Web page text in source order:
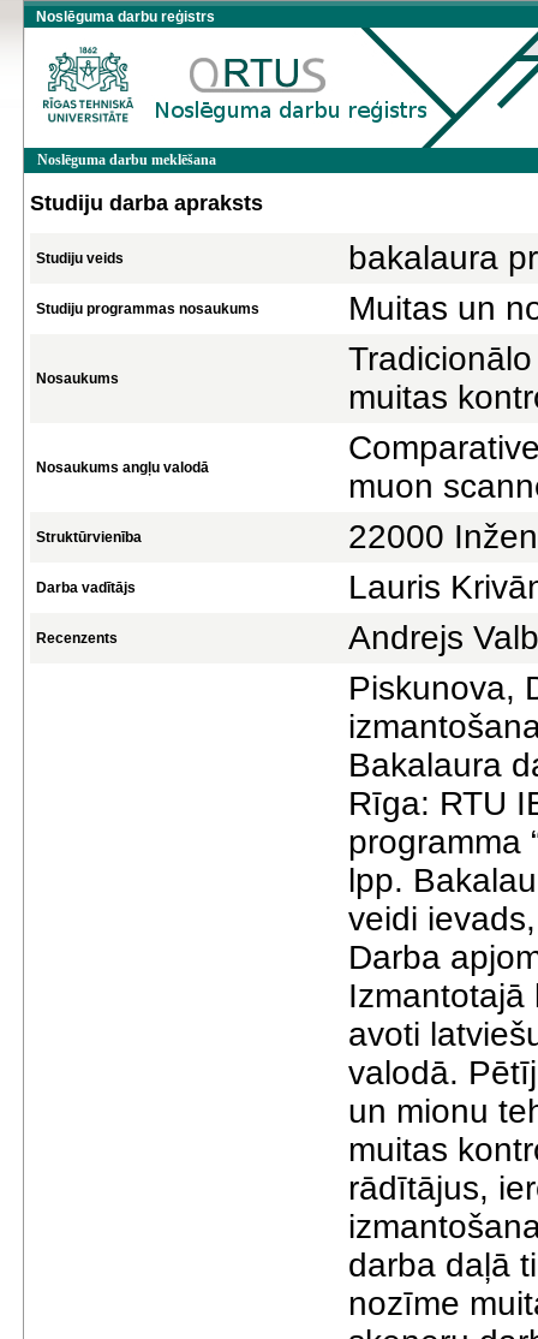
Noslēguma darbu reģistrs
Noslēguma darbu meklēšana
Studiju darba apraksts
Studiju veids bakalaura
Studiju programmas nosaukums Muitas un
Nosaukums
muitas
Nosaukums angļu valodā
muon
Struktūrvienība 22000
Darba vadītājs Lauris
Recenzents Andrejs
Piskunova,
Bakalaura
Rīga: RTU
programma
lpp.
veidi
Darba
Izmantotajā
avoti
valodā.
un mionu
muitas
rādītājus,
darba daļā
nozīme